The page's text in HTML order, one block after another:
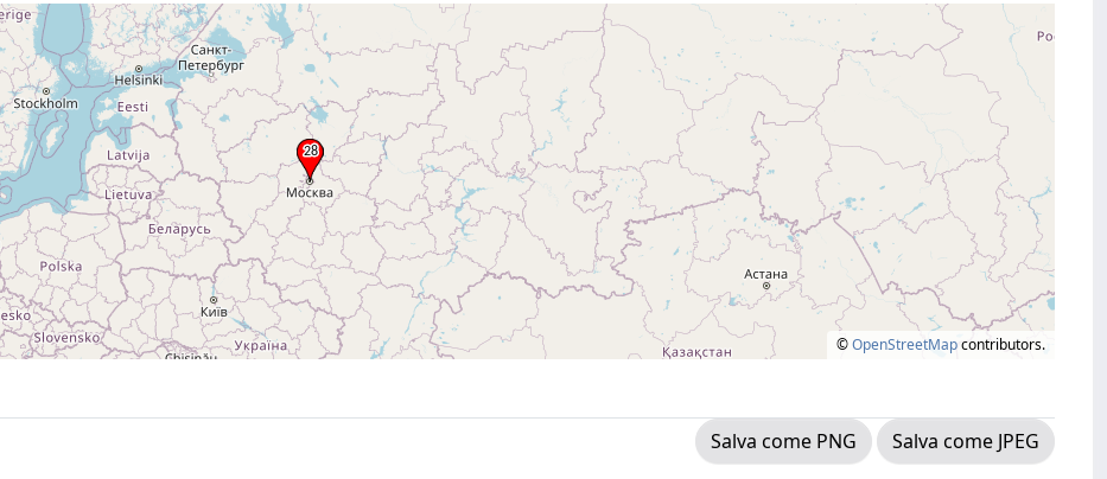
©OpenStreetMapcontributors.
Salva come PNG
Salva come JPEG